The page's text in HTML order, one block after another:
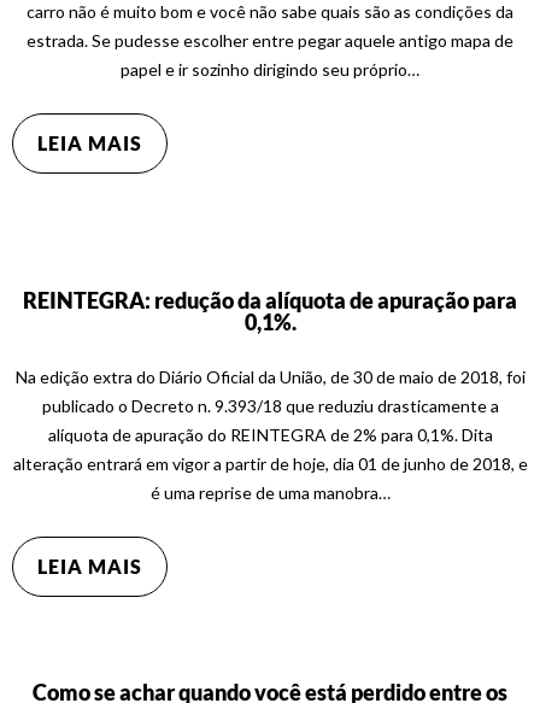
carro não é muito bom e você não sabe quais são as condições da
estrada. Se pudesse escolher entre pegar aquele antigo mapa de
papel e ir sozinho dirigindo seu próprio…
LEIA MAIS
REINTEGRA: redução da alíquota de apuração para
0,1%.
Na edição extra do Diário Oficial da União, de 30 de maio de 2018, foi
publicado o Decreto n. 9.393/18 que reduziu drasticamente a
alíquota de apuração do REINTEGRA de 2% para 0,1%. Dita
alteração entrará em vigor a partir de hoje, dia 01 de junho de 2018, e
é uma reprise de uma manobra…
LEIA MAIS
Como se achar quando você está perdido entre os